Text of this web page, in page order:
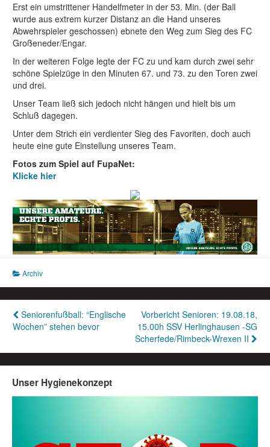
Erst ein umstrittener Handelfmeter in der 53. Min. (der Ball
wurde aus extrem kurzer Distanz an die Hand unseres
Abwehrspieler geschossen) ebnete den Weg zum Sieg des FC
Großeneder/Engar.
In der weiteren Folge legte der FC zu und kam durch zwei sehr
schöne Spielzüge in den Minuten 67. und 73. zu den Toren zwei
und drei.
Unser Team ließ sich jedoch nicht hängen und hielt bis um
Schluß dagegen.
Unter dem Strich ein verdienter Sieg des Favoriten, doch auch
heute eine gute Einstellung unseres Team.
Fotos zum Spiel auf FupaNet:
Klicke hier
Archiv
Beitragsnavigation
Seniorenfußball: “Englische
Wochen” stehen bevor
Vorbericht Senioren: 19.08.18,
15.00h SSV Herlinghausen -SG
Scherfede/Rimbeck-Wrexen II
Unser Hygienekonzept